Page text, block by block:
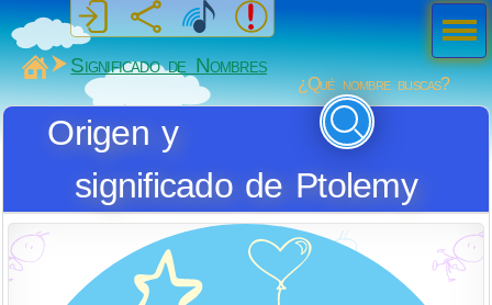
MiSabueso
Significado de Nombres
¿Qué nombre buscas?
Origen y
significado de Ptolemy
Men
ú